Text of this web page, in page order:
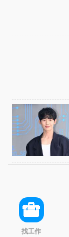
找工作